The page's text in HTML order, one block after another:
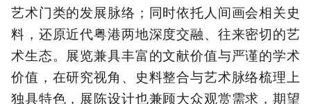
艺术门类的发展脉络；同时依托人间画会相关史
料，还原近代粤港两地深度交融、往来密切的艺
术生态。展览兼具丰富的文献价值与严谨的学术
价值，在研究视角、史料整合与艺术脉络梳理上
独具特色，展陈设计也兼顾大众观赏需求，期望